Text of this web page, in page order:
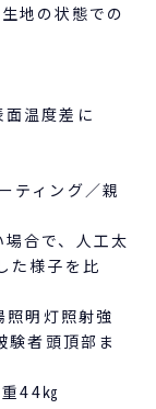
地の状態での
温度差に
ティング／親
合で、人工太
た様子を比
明灯照射強
者頭頂部ま
44㎏